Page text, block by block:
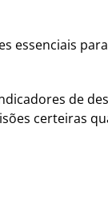
essenciais
de
certeiras